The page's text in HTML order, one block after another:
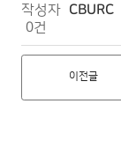
작성자 CBURC
0건
이전글